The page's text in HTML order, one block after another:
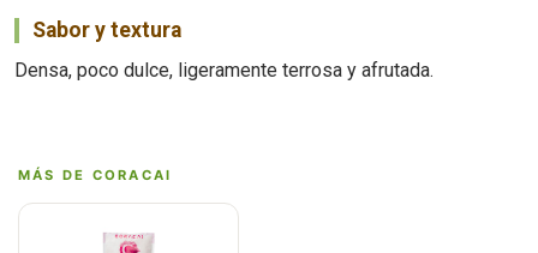
Sabor y textura
Densa, poco dulce, ligeramente terrosa y afrutada.
MÁS DE CORACAI